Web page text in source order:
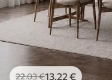
22.03€13 .22 €